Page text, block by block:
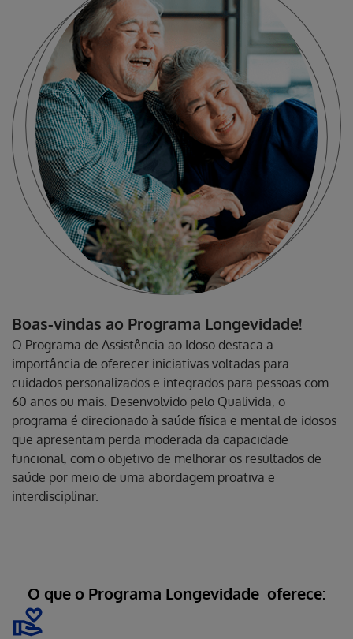
Boas-vindas ao Programa Longevidade!
O Programa de Assistência ao Idoso destaca a
importância de oferecer iniciativas voltadas para
cuidados personalizados e integrados para pessoas com
60 anos ou mais. Desenvolvido pelo Qualivida, o
programa é direcionado à saúde física e mental de idosos
que apresentam perda moderada da capacidade
funcional, com o objetivo de melhorar os resultados de
saúde por meio de uma abordagem proativa e
interdisciplinar.
O que o Programa Longevidade oferece: